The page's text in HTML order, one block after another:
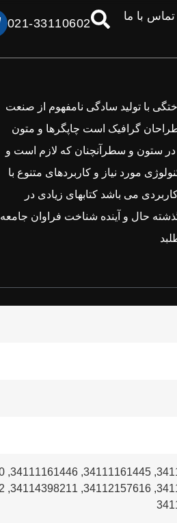
تماس با ما 021-33110602
با تولید سادگی نامفهوم از صنعت
طراحان گرافیک است چاپگرها و متون
در ستون و سطرآنچنان که لازم است و
مورد نیاز و کاربردهای متنوع با
می باشد کتابهای زیادی در
حال و آینده شناخت فراوان جامعه